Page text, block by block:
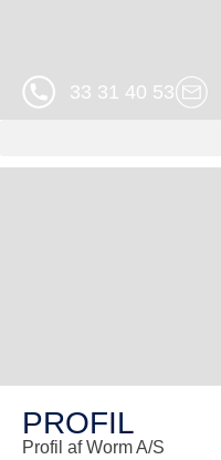
33 31 40 53
PROFIL
Profil af Worm A/S